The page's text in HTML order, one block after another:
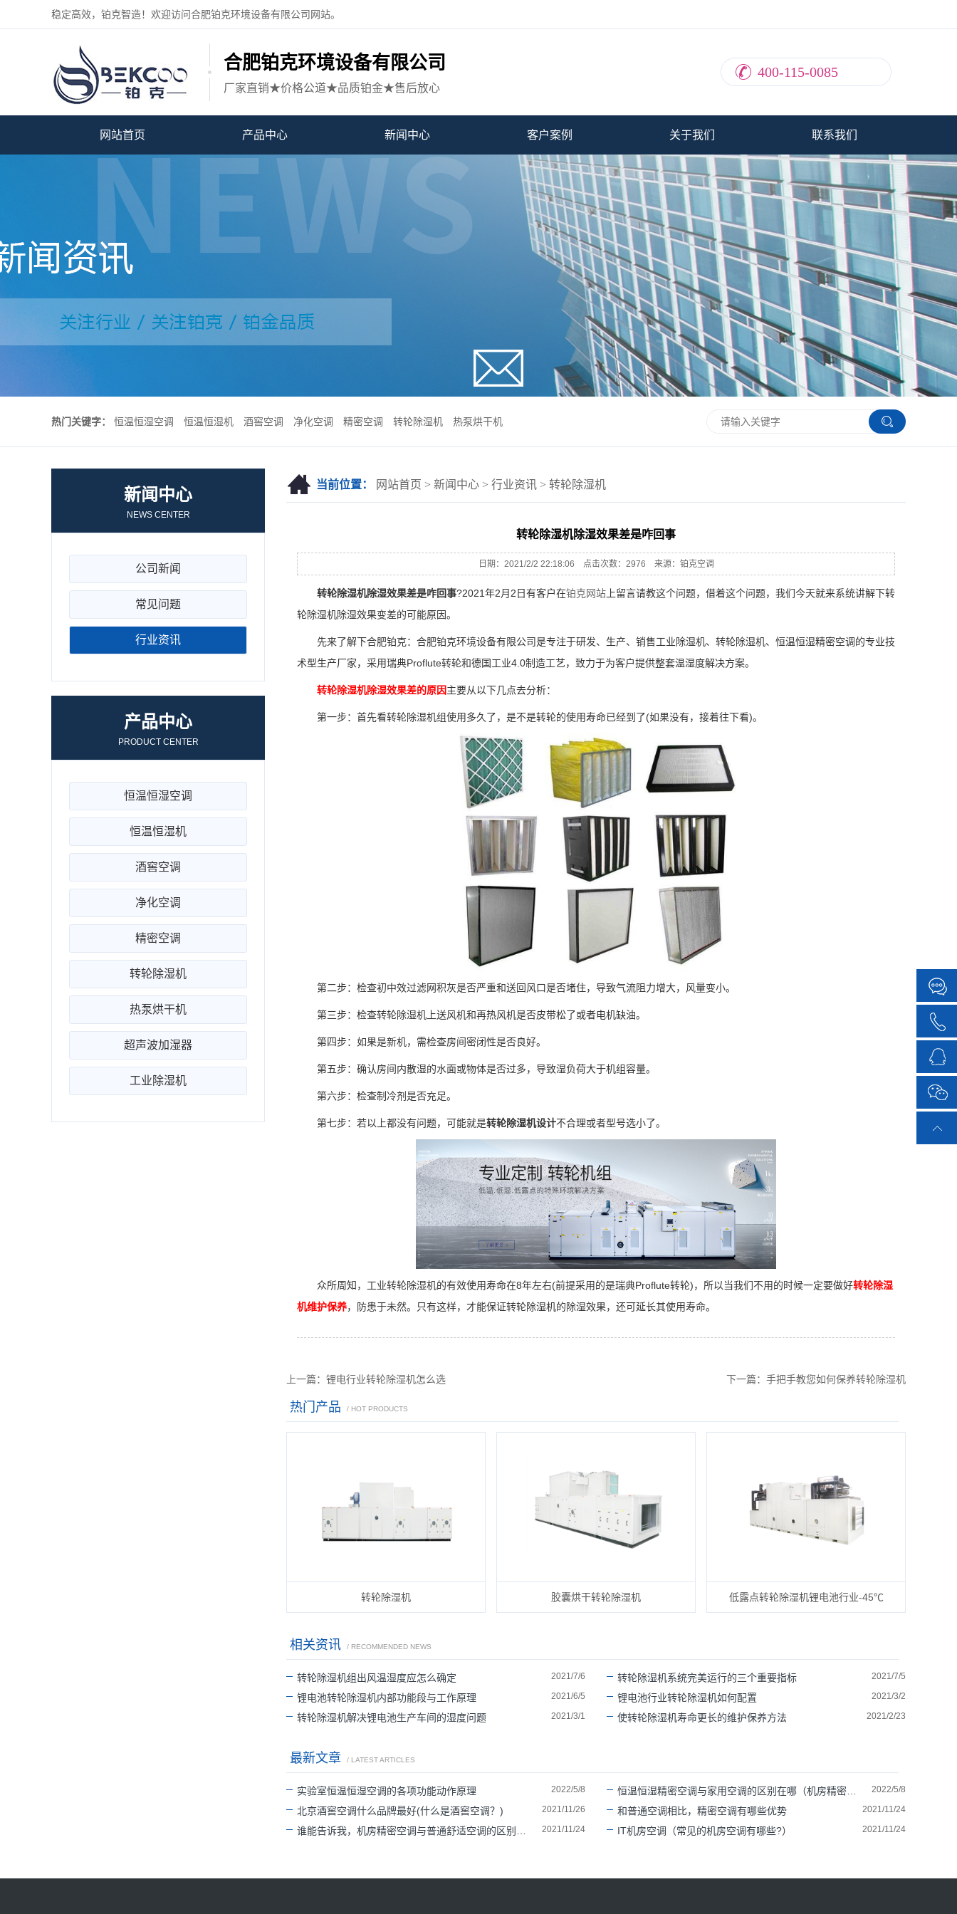
稳定高效，铂克智造！欢迎访问合肥铂克环境设备有限公司网站。
合肥铂克环境设备有限公司
厂家直销★价格公道★品质铂金★售后放心
400-115-0085
网站首页 产品中心 新闻中心 客户案例 关于我们 联系我们
热门关键字： 恒温恒湿空调 恒温恒湿机 酒窖空调 净化空调 精密空调 转轮除湿机 热泵烘干机
当前位置： 网站首页 > 新闻中心 > 行业资讯 > 转轮除湿机
转轮除湿机除湿效果差是咋回事
日期：2021/2/2 22:18:06 点击次数：2976 来源：铂克空调
转轮除湿机除湿效果差是咋回事?2021年2月2日有客户在铂克网站 上留言请教这个问题，借着这个问题，我们今天就来系统讲解下转
轮除湿机除湿效果变差的可能原因。
先来了解下合肥铂克：合肥铂克环境设备有限公司是专注于研发、生产、销售工业除湿机、转轮除湿机、恒温恒湿精密空调的专业技
术型生产厂家，采用瑞典Proflute转轮和德国工业4.0制造工艺，致力于为客户提供整套温湿度解决方案。
转轮除湿机除湿效果差的原因主要从以下几点去分析：
第一步：首先看转轮除湿机组使用多久了，是不是转轮的使用寿命已经到了(如果没有，接着往下看)。
第二步：检查初中效过滤网积灰是否严重和送回风口是否堵住，导致气流阻力增大，风量变小。
第三步：检查转轮除湿机上送风机和再热风机是否皮带松了或者电机缺油。
第四步：如果是新机，需检查房间密闭性是否良好。
第五步：确认房间内散湿的水面或物体是否过多，导致湿负荷大于机组容量。
第六步：检查制冷剂是否充足。
第七步：若以上都没有问题，可能就是转轮除湿机设计不合理或者型号选小了。
众所周知，工业转轮除湿机的有效使用寿命在8年左右(前提采用的是瑞典Proflute转轮)，所以当我们不用的时候一定要做好转轮除湿
机维护保养，防患于未然。只有这样，才能保证转轮除湿机的除湿效果，还可延长其使用寿命。
上一篇：锂电行业转轮除湿机怎么选 下一篇：手把手教您如何保养转轮除湿机
热门产品 / HOT PRODUCTS
转轮除湿机 胶囊烘干转轮除湿机 低露点转轮除湿机锂电池行业-45℃
相关资讯 / RECOMMENDED NEWS
2021/7/6
转轮除湿机组出风温湿度应怎么确定 2021/7/5
转轮除湿机系统完美运行的三个重要指标
2021/6/5
锂电池转轮除湿机内部功能段与工作原理 2021/3/2
锂电池行业转轮除湿机如何配置
2021/3/1
转轮除湿机解决锂电池生产车间的湿度问题 2021/2/23
使转轮除湿机寿命更长的维护保养方法
最新文章 / LATEST ARTICLES
2022/5/8
实验室恒温恒湿空调的各项功能动作原理 2022/5/8
恒温恒湿精密空调与家用空调的区别在哪（机房精密空调可以除湿吗）
2021/11/26
北京酒窖空调什么品牌最好(什么是酒窖空调？) 2021/11/24
和普通空调相比，精密空调有哪些优势
2021/11/24
谁能告诉我，机房精密空调与普通舒适空调的区别有哪些 2021/11/24
IT机房空调（常见的机房空调有哪些?）
新闻中心
NEWS CENTER
公司新闻
常见问题
行业资讯
产品中心
PRODUCT CENTER
恒温恒湿空调
恒温恒湿机
酒窖空调
净化空调
精密空调
转轮除湿机
热泵烘干机
超声波加湿器
工业除湿机